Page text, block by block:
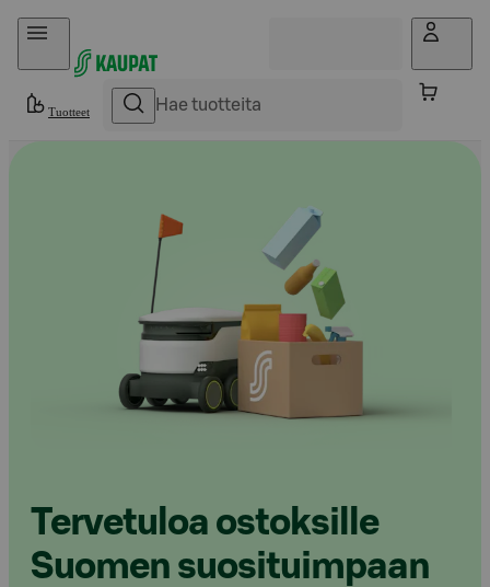
Hyppää sisältöön
Tuotteet
Tervetuloa ostoksille
Suomen suosituimpaan